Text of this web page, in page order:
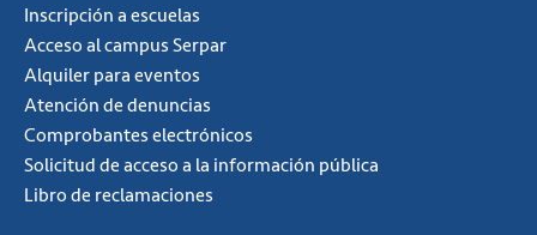
Inscripción a escuelas
Acceso al campus Serpar
Alquiler para eventos
Atención de denuncias
Comprobantes electrónicos
Solicitud de acceso a la información pública
Libro de reclamaciones